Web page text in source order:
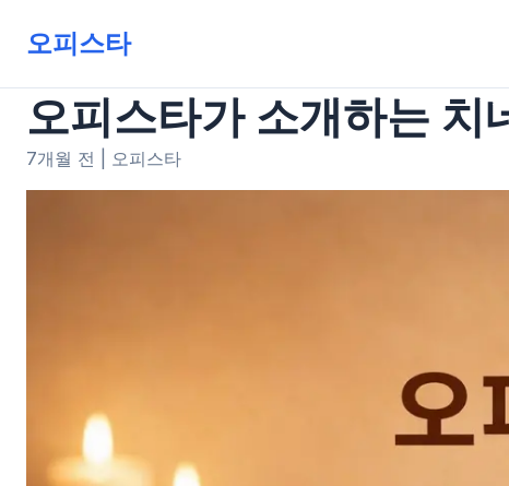
오피스타
오피스타가 소개하는 치
7개월 전 오피스타